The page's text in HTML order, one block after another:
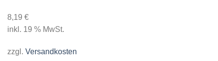
8,19 €
inkl. 19 % MwSt.
zzgl. Versandkosten